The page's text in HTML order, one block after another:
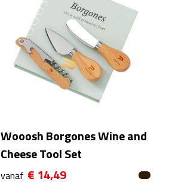
Wooosh Borgones Wine and
Cheese Tool Set
vanaf € 14,49